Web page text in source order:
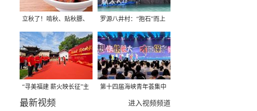
立秋了！啃秋、贴秋膘、
晒秋，福建人这样过才够
味→
罗源八井村：“抱石”而上
“寻美福建 薪火映长征”主
题活动在龙岩长汀启动
第十四届海峡青年荟集中
阶段活动在福州举行
进入视频频道
最新视频